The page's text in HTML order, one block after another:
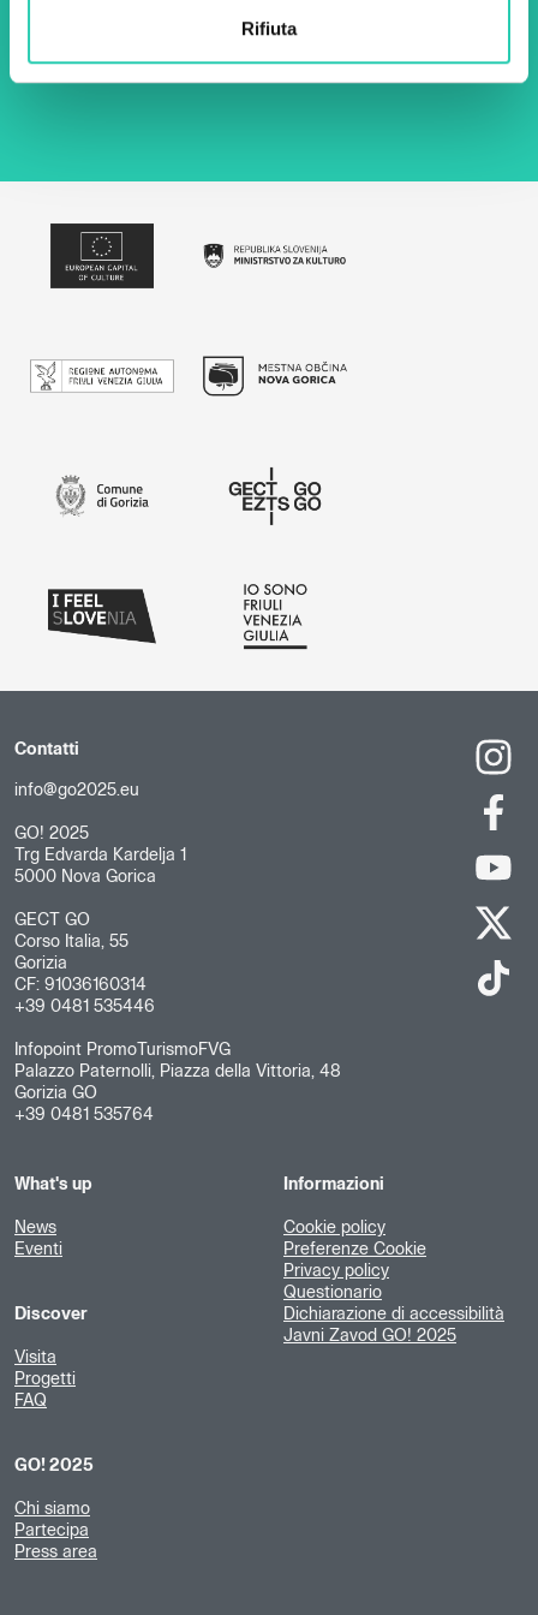
Rifiuta
Utilizzando questo modulo accetto
sito web.Privacy policy
Contatti
info@go2025.eu
GO! 2025
Trg Edvarda Kardelja 1
5000 Nova Gorica
GECT GO
Corso Italia, 55
Gorizia
CF: 91036160314
+39 0481 535446
Infopoint PromoTurismoFVG
Palazzo Paternolli, Piazza della Vittoria, 48
Gorizia GO
+39 0481 535764
What's up
News
Eventi
Discover
Visita
Progetti
FAQ
GO! 2025
Chi siamo
Partecipa
Press area
Informazioni
Cookie policy
Preferenze Cookie
Privacy policy
Questionario
Dichiarazione di accessibilità
Javni Zavod GO! 2025